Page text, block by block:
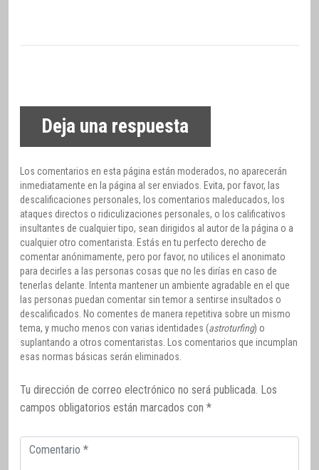
Deja una respuesta
Los comentarios en esta página están moderados, no aparecerán
inmediatamente en la página al ser enviados. Evita, por favor, las
descalificaciones personales, los comentarios maleducados, los
ataques directos o ridiculizaciones personales, o los calificativos
insultantes de cualquier tipo, sean dirigidos al autor de la página o a
cualquier otro comentarista. Estás en tu perfecto derecho de
comentar anónimamente, pero por favor, no utilices el anonimato
para decirles a las personas cosas que no les dirías en caso de
tenerlas delante. Intenta mantener un ambiente agradable en el que
las personas puedan comentar sin temor a sentirse insultados o
descalificados. No comentes de manera repetitiva sobre un mismo
tema, y mucho menos con varias identidades (astroturfing) o
suplantando a otros comentaristas. Los comentarios que incumplan
esas normas básicas serán eliminados.
Tu dirección de correo electrónico no será publicada. Los
campos obligatorios están marcados con *
Comentario